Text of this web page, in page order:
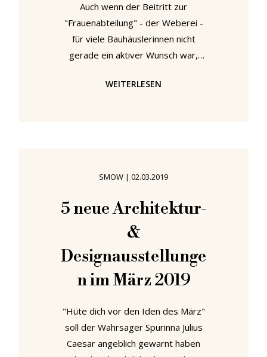
Auch wenn der Beitritt zur
"Frauenabteilung" - der Weberei -
für viele Bauhäuslerinnen nicht
gerade ein aktiver Wunsch war,
nach dem Motto "Nimm, was du
und Relevanz der in der Bauhaus-
Weberei entstandenen Arbeiten
wird in vielerlei Hinsicht dadurch
bestätigt, dass es sich bei der
Weberei
WEITERLESEN
SMOW | 02.03.2019
5 neue Architektur-
&
Designausstellunge
n im März 2019
"Hüte dich vor den Iden des März"
soll der Wahrsager Spurinna Julius
Caesar angeblich gewarnt haben